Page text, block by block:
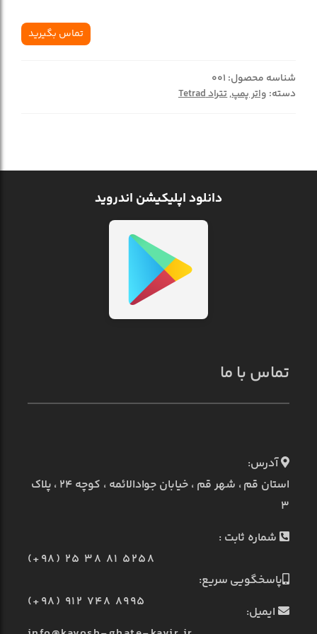
تماس بگیرید
شناسه محصول: 001
دسته: واتر پمپ,تتراد Tetrad
دانلود اپلیکیشن اندروید
تماس با ما
آدرس:
استان قم ، شهر قم ، خیابان جوادالائمه ، کوچه ۲۴ ، پلاک
۳
شماره ثابت :
(+98) 25 38 81 5258
پاسخگویی سریع:
(+98) 912 748 8995
ایمیل: